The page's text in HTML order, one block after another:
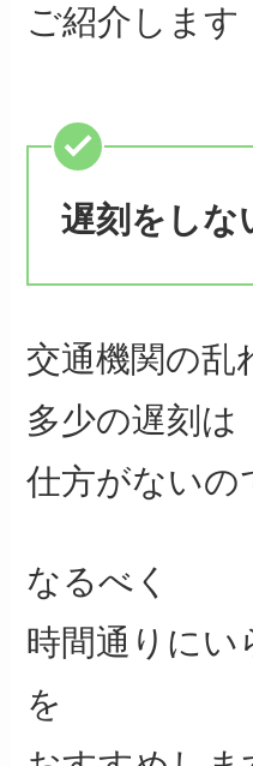
ご紹介します
遅刻をしな
交通機関の乱
多少の遅刻は
仕方がないの
なるべく
時間通りにい
を